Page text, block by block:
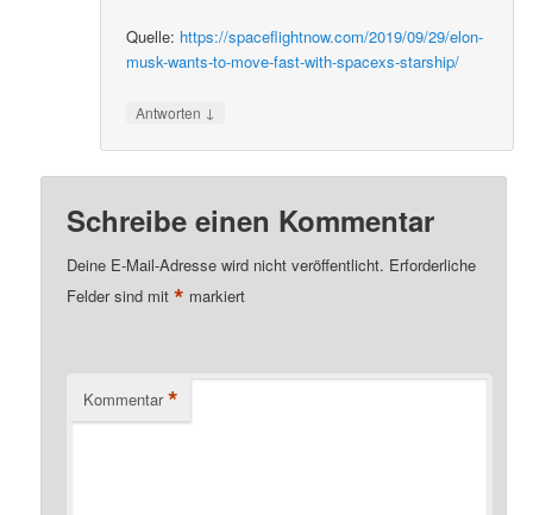
Quelle: https://spaceflightnow.com/2019/09/29/elon-
musk-wants-to-move-fast-with-spacexs-starship/
Antworten ↓
Schreibe einen Kommentar
Deine E-Mail-Adresse wird nicht veröffentlicht. Erforderliche
Felder sind mit* markiert
Kommentar *